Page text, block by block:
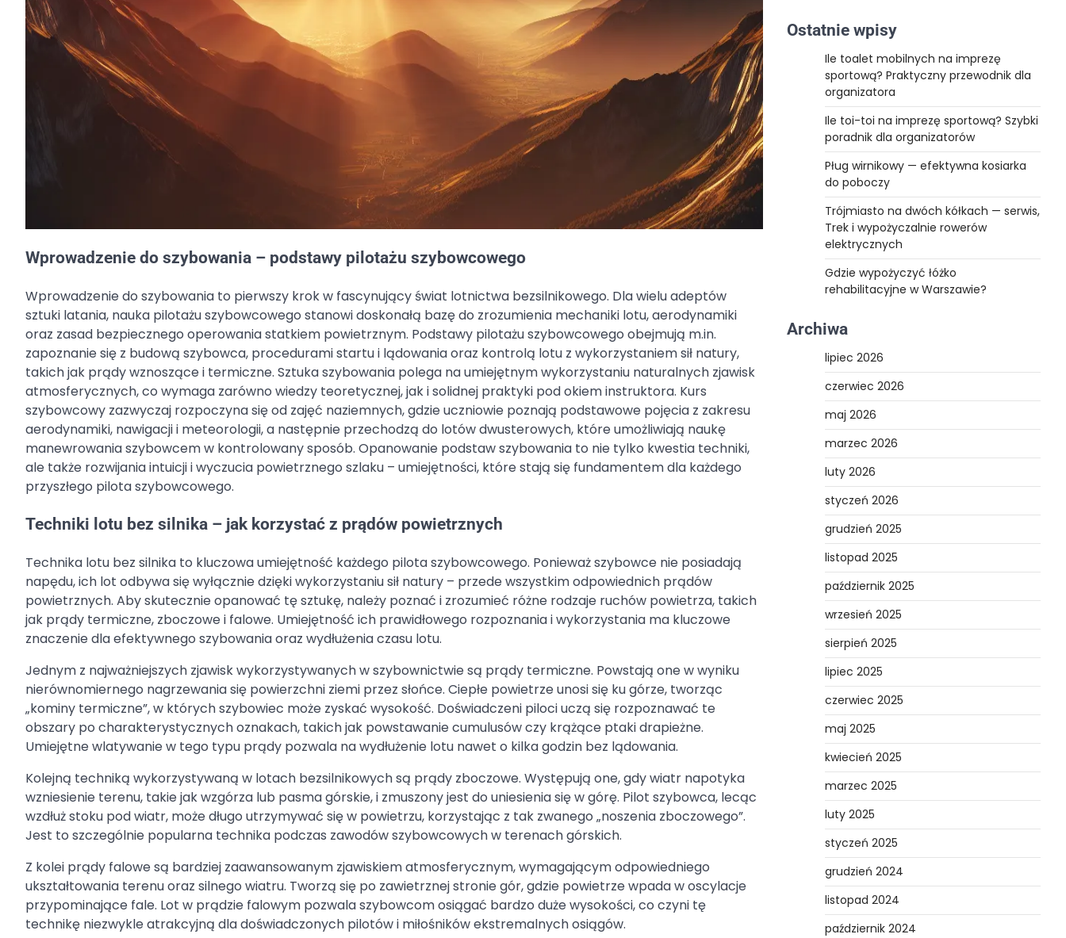
Wprowadzenie do szybowania – podstawy pilotażu szybowcowego
Wprowadzenie do szybowania to pierwszy krok w fascynujący świat lotnictwa bezsilnikowego. Dla wielu adeptów
sztuki latania, nauka pilotażu szybowcowego stanowi doskonałą bazę do zrozumienia mechaniki lotu, aerodynamiki
oraz zasad bezpiecznego operowania statkiem powietrznym. Podstawy pilotażu szybowcowego obejmują m.in.
zapoznanie się z budową szybowca, procedurami startu i lądowania oraz kontrolą lotu z wykorzystaniem sił natury,
takich jak prądy wznoszące i termiczne. Sztuka szybowania polega na umiejętnym wykorzystaniu naturalnych zjawisk
atmosferycznych, co wymaga zarówno wiedzy teoretycznej, jak i solidnej praktyki pod okiem instruktora. Kurs
szybowcowy zazwyczaj rozpoczyna się od zajęć naziemnych, gdzie uczniowie poznają podstawowe pojęcia z zakresu
aerodynamiki, nawigacji i meteorologii, a następnie przechodzą do lotów dwusterowych, które umożliwiają naukę
manewrowania szybowcem w kontrolowany sposób. Opanowanie podstaw szybowania to nie tylko kwestia techniki,
ale także rozwijania intuicji i wyczucia powietrznego szlaku – umiejętności, które stają się fundamentem dla każdego
przyszłego pilota szybowcowego.
Techniki lotu bez silnika – jak korzystać z prądów powietrznych
Technika lotu bez silnika to kluczowa umiejętność każdego pilota szybowcowego. Ponieważ szybowce nie posiadają
napędu, ich lot odbywa się wyłącznie dzięki wykorzystaniu sił natury – przede wszystkim odpowiednich prądów
powietrznych. Aby skutecznie opanować tę sztukę, należy poznać i zrozumieć różne rodzaje ruchów powietrza, takich
jak prądy termiczne, zboczowe i falowe. Umiejętność ich prawidłowego rozpoznania i wykorzystania ma kluczowe
znaczenie dla efektywnego szybowania oraz wydłużenia czasu lotu.
Jednym z najważniejszych zjawisk wykorzystywanych w szybownictwie są prądy termiczne. Powstają one w wyniku
nierównomiernego nagrzewania się powierzchni ziemi przez słońce. Ciepłe powietrze unosi się ku górze, tworząc
„kominy termiczne”, w których szybowiec może zyskać wysokość. Doświadczeni piloci uczą się rozpoznawać te
obszary po charakterystycznych oznakach, takich jak powstawanie cumulusów czy krążące ptaki drapieżne.
Umiejętne wlatywanie w tego typu prądy pozwala na wydłużenie lotu nawet o kilka godzin bez lądowania.
Kolejną techniką wykorzystywaną w lotach bezsilnikowych są prądy zboczowe. Występują one, gdy wiatr napotyka
wzniesienie terenu, takie jak wzgórza lub pasma górskie, i zmuszony jest do uniesienia się w górę. Pilot szybowca, lecąc
wzdłuż stoku pod wiatr, może długo utrzymywać się w powietrzu, korzystając z tak zwanego „noszenia zboczowego”.
Jest to szczególnie popularna technika podczas zawodów szybowcowych w terenach górskich.
Z kolei prądy falowe są bardziej zaawansowanym zjawiskiem atmosferycznym, wymagającym odpowiedniego
ukształtowania terenu oraz silnego wiatru. Tworzą się po zawietrznej stronie gór, gdzie powietrze wpada w oscylacje
przypominające fale. Lot w prądzie falowym pozwala szybowcom osiągać bardzo duże wysokości, co czyni tę
technikę niezwykle atrakcyjną dla doświadczonych pilotów i miłośników ekstremalnych osiągów.
Ostatnie wpisy
Ile toalet mobilnych na imprezę
sportową? Praktyczny przewodnik dla
organizatora
Ile toi-toi na imprezę sportową? Szybki
poradnik dla organizatorów
Pług wirnikowy — efektywna kosiarka
do poboczy
Trójmiasto na dwóch kółkach — serwis,
Trek i wypożyczalnie rowerów
elektrycznych
Gdzie wypożyczyć łóżko
rehabilitacyjne w Warszawie?
Archiwa
lipiec 2026
czerwiec 2026
maj 2026
marzec 2026
luty 2026
styczeń 2026
grudzień 2025
listopad 2025
październik 2025
wrzesień 2025
sierpień 2025
lipiec 2025
czerwiec 2025
maj 2025
kwiecień 2025
marzec 2025
luty 2025
styczeń 2025
grudzień 2024
listopad 2024
październik 2024